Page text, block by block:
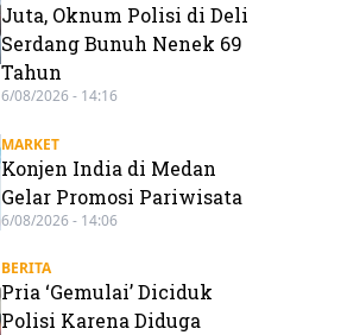
Juta, Oknum Polisi di Deli
Serdang Bunuh Nenek 69
Tahun
6/08/2026 - 14:16
MARKET
Konjen India di Medan
Gelar Promosi Pariwisata
6/08/2026 - 14:06
BERITA
Pria ‘Gemulai’ Diciduk
Polisi Karena Diduga